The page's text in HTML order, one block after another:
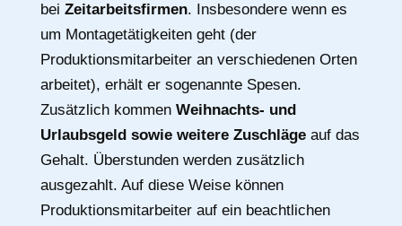
bei Zeitarbeitsfirmen. Insbesondere wenn es
um Montagetätigkeiten geht (der
Produktionsmitarbeiter an verschiedenen Orten
arbeitet), erhält er sogenannte Spesen.
Zusätzlich kommen Weihnachts- und
Urlaubsgeld sowie weitere Zuschläge auf das
Gehalt. Überstunden werden zusätzlich
ausgezahlt. Auf diese Weise können
Produktionsmitarbeiter auf ein beachtlichen